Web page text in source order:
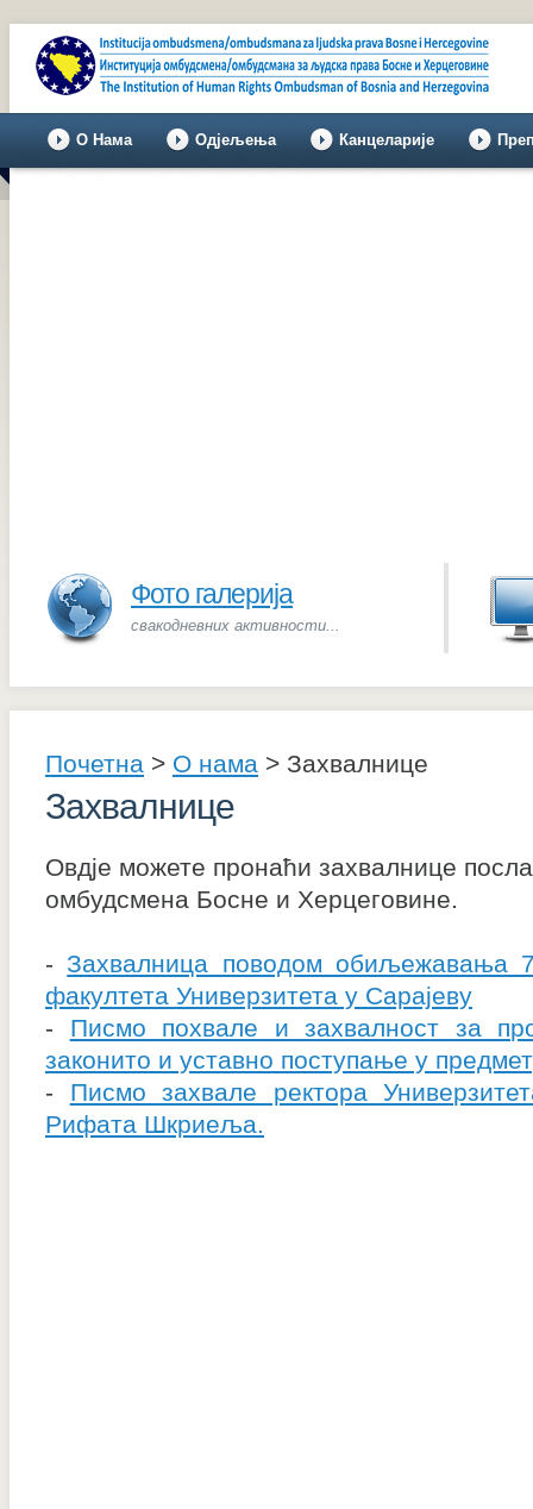
О Нама Одјељења Канцеларије
Фото галерија
свакодневних активности...
Почетна > О нама > Захвалнице
Захвалнице
Овдје можете пронаћи захвалнице
омбудсмена Босне и Херцеговине.
- Захвалница поводом обиљежавања
факултета Универзитета у Сарајеву
- Писмо похвале и захвалност за
законито и уставно поступање у
- Писмо захвале ректора
Рифата Шкриеља.